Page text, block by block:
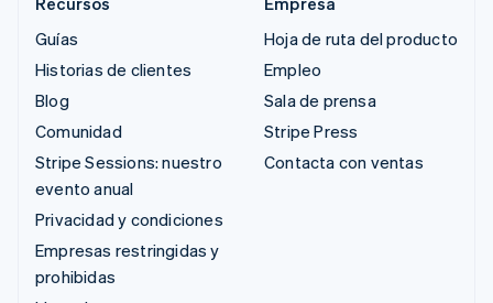
Guías
Historias de clientes
Blog
Comunidad
Stripe Sessions: nuestro
evento anual
Privacidad y condiciones
Empresas restringidas y
prohibidas
Hoja de ruta del producto
Empleo
Sala de prensa
Stripe Press
Contacta con ventas